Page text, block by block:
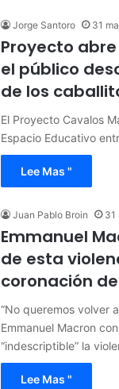
Jorge Santoro 31
Proyecto
el público
de los
El Proyecto Cavalos
Espacio Educativo
Lee Mas "
Juan Pablo Broin 31
Emmanuel
de esta
coronación
“No queremos volver
Emmanuel Macron
“indescriptible” la
Lee Mas "